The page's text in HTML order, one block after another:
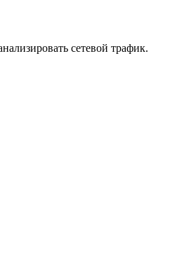
сетевой трафик.